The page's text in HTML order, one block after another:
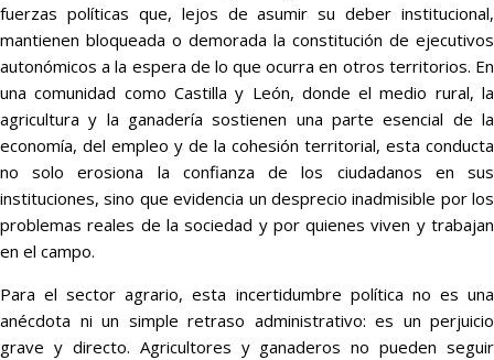
fuerzas políticas que, lejos de asumir su deber institucional,
mantienen bloqueada o demorada la constitución de ejecutivos
autonómicos a la espera de lo que ocurra en otros territorios. En
una comunidad como Castilla y León, donde el medio rural, la
agricultura y la ganadería sostienen una parte esencial de la
economía, del empleo y de la cohesión territorial, esta conducta
no solo erosiona la confianza de los ciudadanos en sus
instituciones, sino que evidencia un desprecio inadmisible por los
problemas reales de la sociedad y por quienes viven y trabajan
en el campo.
Para el sector agrario, esta incertidumbre política no es una
anécdota ni un simple retraso administrativo: es un perjuicio
grave y directo. Agricultores y ganaderos no pueden seguir